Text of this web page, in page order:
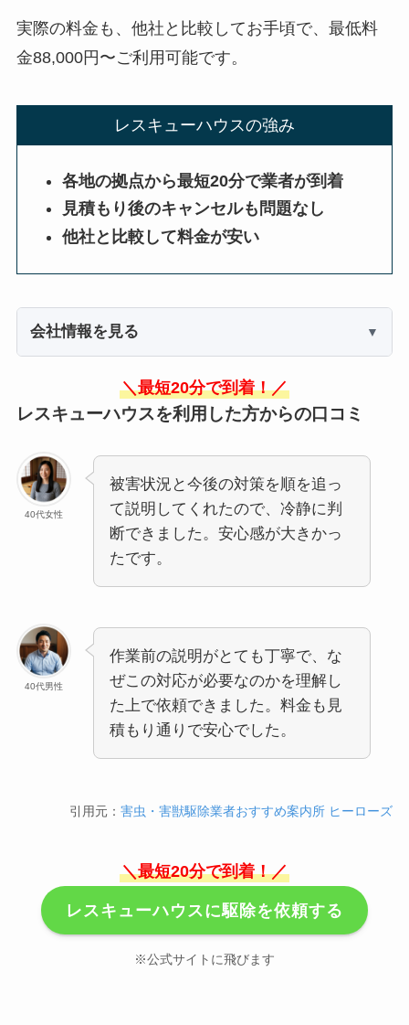
実際の料金も、他社と比較してお手頃で、最低料
金88,000円〜ご利用可能です。
レスキューハウスの強み
各地の拠点から最短20分で業者が到着
見積もり後のキャンセルも問題なし
他社と比較して料金が安い
会社情報を見る
＼最短20分で到着！／
レスキューハウスを利用した方からの口コミ
40代女性
被害状況と今後の対策を順を追っ
て説明してくれたので、冷静に判
断できました。安心感が大きかっ
たです。
40代男性
作業前の説明がとても丁寧で、な
ぜこの対応が必要なのかを理解し
た上で依頼できました。料金も見
積もり通りで安心でした。
引用元：害虫・害獣駆除業者おすすめ案内所 ヒーローズ
＼最短20分で到着！／
レスキューハウスに駆除を依頼する
※公式サイトに飛びます